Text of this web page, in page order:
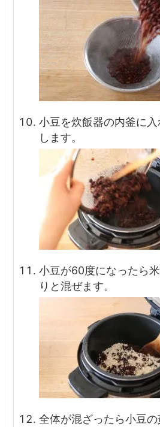
小豆を炊飯器の内釜に
します。
小豆が60度になったら
りと混ぜます。
全体が混ざったら小豆